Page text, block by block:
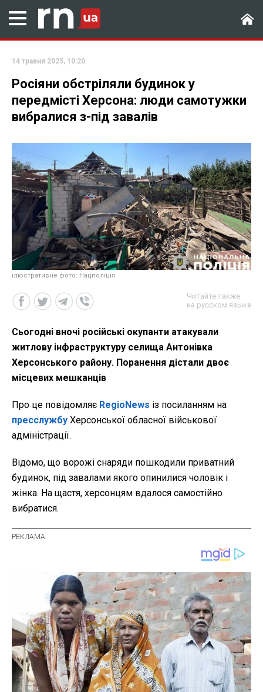
14 травня 2025, 10:20
Росіяни обстріляли будинок у
передмісті Херсона: люди самотужки
вибралися з-під завалів
ілюстративне фото: Нацполіція
Читайте также
на русском языке
Сьогодні вночі російські окупанти атакували
житлову інфраструктуру селища Антонівка
Херсонського району. Поранення дістали двоє
місцевих мешканців
Про це повідомляє RegioNews із посиланням на
пресслужбу Херсонської обласної військової
адміністрації.
Відомо, що ворожі снаряди пошкодили приватний
будинок, під завалами якого опинилися чоловік і
жінка. На щастя, херсонцям вдалося самостійно
вибратися.